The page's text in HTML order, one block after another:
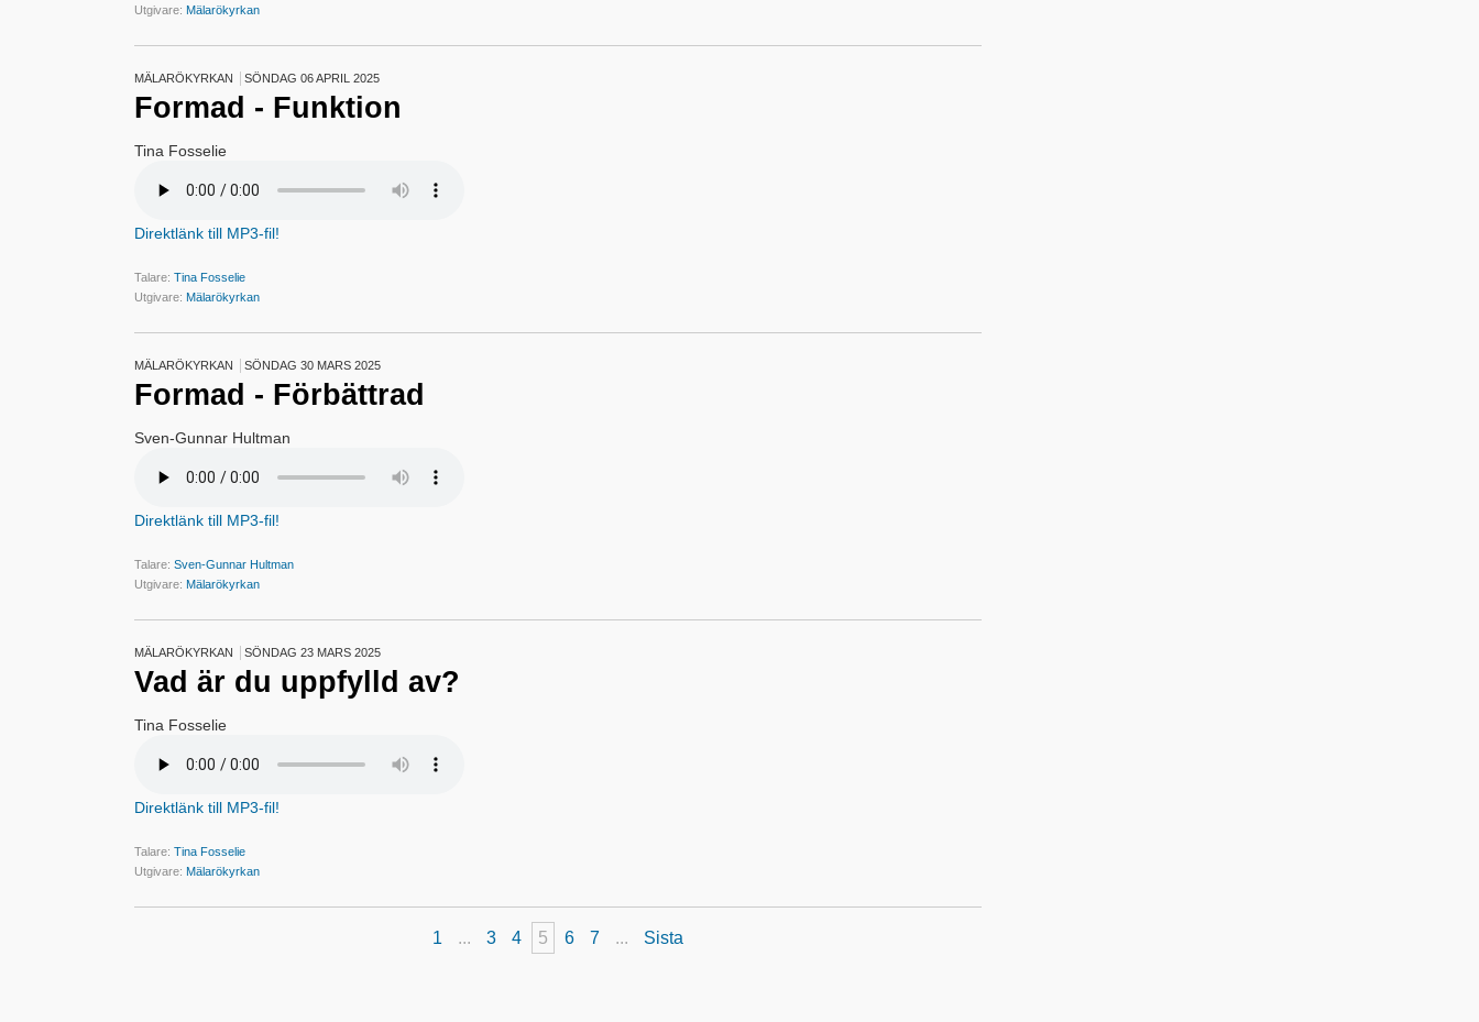
Utgivare: Mälarökyrkan
MÄLARÖKYRKAN SÖNDAG 06 APRIL 2025
Formad - Funktion
Tina Fosselie
Direktlänk till MP3-fil!
Talare: Tina Fosselie
Utgivare: Mälarökyrkan
MÄLARÖKYRKAN SÖNDAG 30 MARS 2025
Formad - Förbättrad
Sven-Gunnar Hultman
Direktlänk till MP3-fil!
Talare: Sven-Gunnar Hultman
Utgivare: Mälarökyrkan
MÄLARÖKYRKAN SÖNDAG 23 MARS 2025
Vad är du uppfylld av?
Tina Fosselie
Direktlänk till MP3-fil!
Talare: Tina Fosselie
Utgivare: Mälarökyrkan
1 ... 3 4 5 6 7 ... Sista